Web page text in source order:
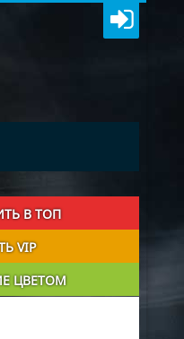
В ТОП
VIP
ЦВЕТОМ